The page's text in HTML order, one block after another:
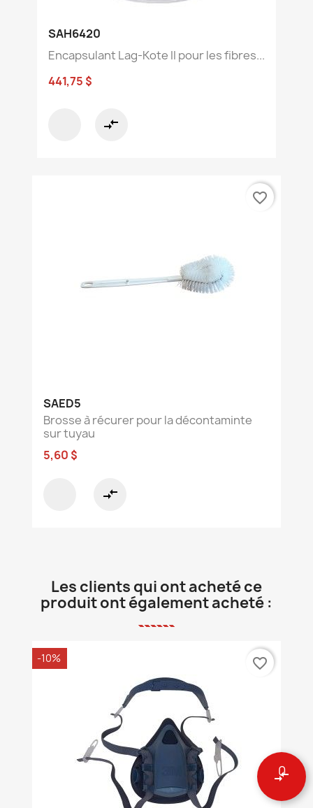
0
compare_arrows
SAH6420
Encapsulant Lag-Kote II pour les fibres...
441,75 $
compare_arrows
SAED5
Brosse à récurer pour la décontaminte
sur tuyau
5,60 $
compare_arrows
favorite_border
Les clients qui ont acheté ce
produit ont également acheté :
-10% favorite_border